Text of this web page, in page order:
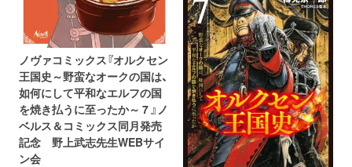
ノヴァコミックス『オルクセン
王国史～野蛮なオークの国は、
如何にして平和なエルフの国
を焼き払うに至ったか～ 7 』ノ
ベルス＆コミックス同月発売
記念 野上武志先生WEBサイ
ン会